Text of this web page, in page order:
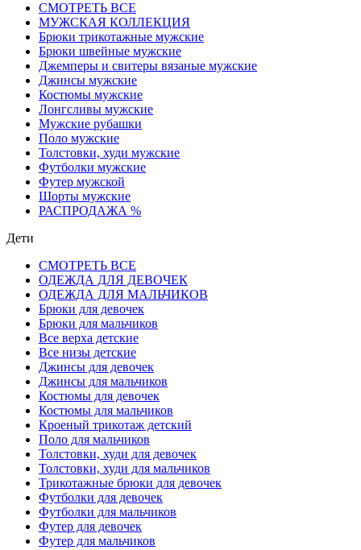
СМОТРЕТЬ ВСЕ
МУЖСКАЯ КОЛЛЕКЦИЯ
Брюки трикотажные мужские
Брюки швейные мужские
Джемперы и свитеры вязаные мужские
Джинсы мужские
Костюмы мужские
Лонгсливы мужские
Мужские рубашки
Поло мужские
Толстовки, худи мужские
Футболки мужские
Футер мужской
Шорты мужские
РАСПРОДАЖА %
Дети
СМОТРЕТЬ ВСЕ
ОДЕЖДА ДЛЯ ДЕВОЧЕК
ОДЕЖДА ДЛЯ МАЛЬЧИКОВ
Брюки для девочек
Брюки для мальчиков
Все верха детские
Все низы детские
Джинсы для девочек
Джинсы для мальчиков
Костюмы для девочек
Костюмы для мальчиков
Кроеный трикотаж детский
Поло для мальчиков
Толстовки, худи для девочек
Толстовки, худи для мальчиков
Трикотажные брюки для девочек
Футболки для девочек
Футболки для мальчиков
Футер для девочек
Футер для мальчиков